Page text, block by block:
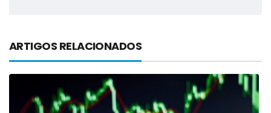
ARTIGOS RELACIONADOS